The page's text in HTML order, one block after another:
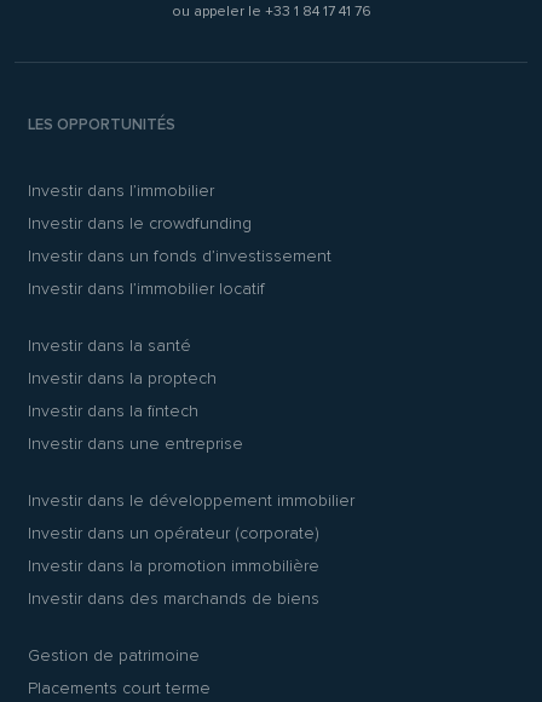
ou appeler le +33 1 84 17 41 76
LES OPPORTUNITÉS
Investir dans l’immobilier
Investir dans le crowdfunding
Investir dans un fonds d’investissement
Investir dans l’immobilier locatif
Investir dans la santé
Investir dans la proptech
Investir dans la fintech
Investir dans une entreprise
Investir dans le développement immobilier
Investir dans un opérateur (corporate)
Investir dans la promotion immobilière
Investir dans des marchands de biens
Gestion de patrimoine
Placements court terme